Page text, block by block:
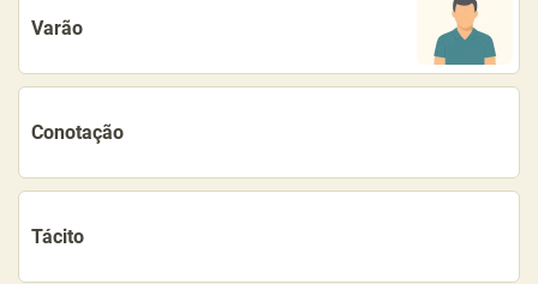
Varão
Conotação
Tácito